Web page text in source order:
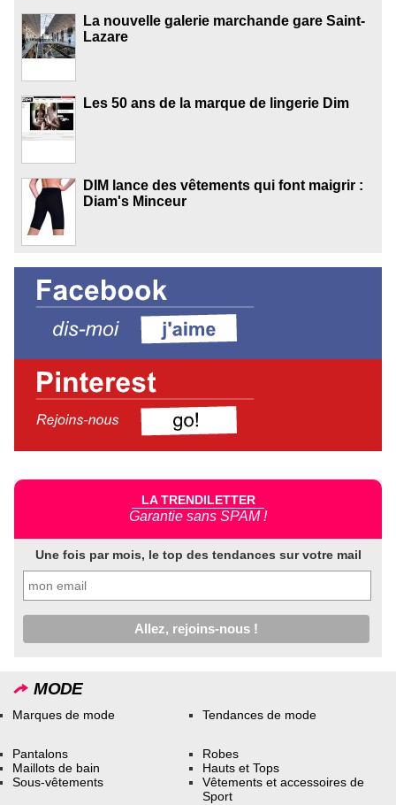
La nouvelle galerie marchande gare Saint-
Lazare
Les 50 ans de la marque de lingerie Dim
DIM lance des vêtements qui font maigrir :
Diam's Minceur
LA TRENDILETTER
Garantie sans SPAM !
Une fois par mois, le top des tendances sur votre mail
MODE
Marques de mode Tendances de mode
Pantalons
Maillots de bain
Sous-vêtements
Robes
Hauts et Tops
Vêtements et accessoires de
Sport